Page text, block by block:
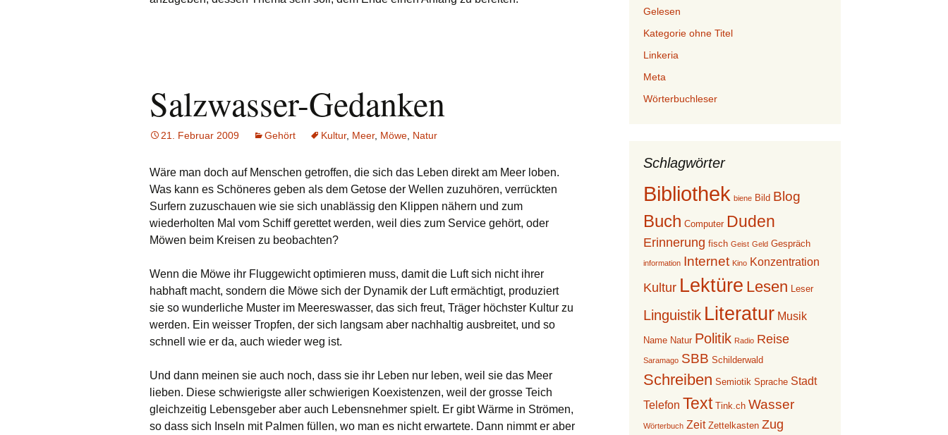
Salzwasser-Gedanken
21. Februar 2009 Gehört Kultur, Meer, Möwe Natur
Wäre man doch auf Menschen getroffen, die sich das Leben direkt am Meer loben.
Was kann es Schöneres geben als dem Getose der Wellen zuzuhören, verrückten
Surfern zuzuschauen wie sie sich unablässig den Klippen nähern und zum
wiederholten Mal vom Schiff gerettet werden, weil dies zum Service gehört, oder
Möwen beim Kreisen zu beobachten?
Wenn die Möwe ihr Fluggewicht optimieren muss, damit die Luft sich nicht ihrer
habhaft macht, sondern die Möwe sich der Dynamik der Luft ermächtigt, produziert
sie so wunderliche Muster im Meereswasser, das sich freut, Träger höchster Kultur zu
werden. Ein weisser Tropfen, der sich langsam aber nachhaltig ausbreitet, und so
schnell wie er da, auch wieder weg ist.
Und dann meinen sie auch noch, dass sie ihr Leben nur leben, weil sie das Meer
lieben. Diese schwierigste aller schwierigen Koexistenzen, weil der grosse Teich
gleichzeitig Lebensgeber aber auch Lebensnehmer spielt. Er gibt Wärme in Strömen,
so dass sich Inseln mit Palmen füllen, wo man es nicht erwartete. Dann nimmt er aber
Gelesen
Kategorie ohne Titel
Linkeria
Meta
Wörterbuchleser
Schlagwörter
Bibliothek biene Bild Blog
Buch Computer Duden
Erinnerung fisch Geist Geld Gespräch
information Internet Kino Konzentration
Kultur Lektüre Lesen Leser
Linguistik Literatur Musik
Name Natur Politik Radio Reise
Saramago SBB Schilderwald
Schreiben Semiotik Sprache Stadt
Telefon Text Tink.ch Wasser
Wörterbuch Zeit Zettelkasten Zug